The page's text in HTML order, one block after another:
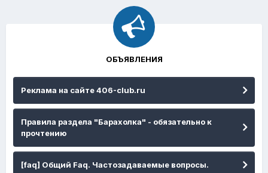
ОБЪЯВЛЕНИЯ
Реклама на сайте 406-club.ru
Правила раздела "Барахолка" - обязательно к
прочтению
[faq] Общий Faq. Частозадаваемые вопросы.